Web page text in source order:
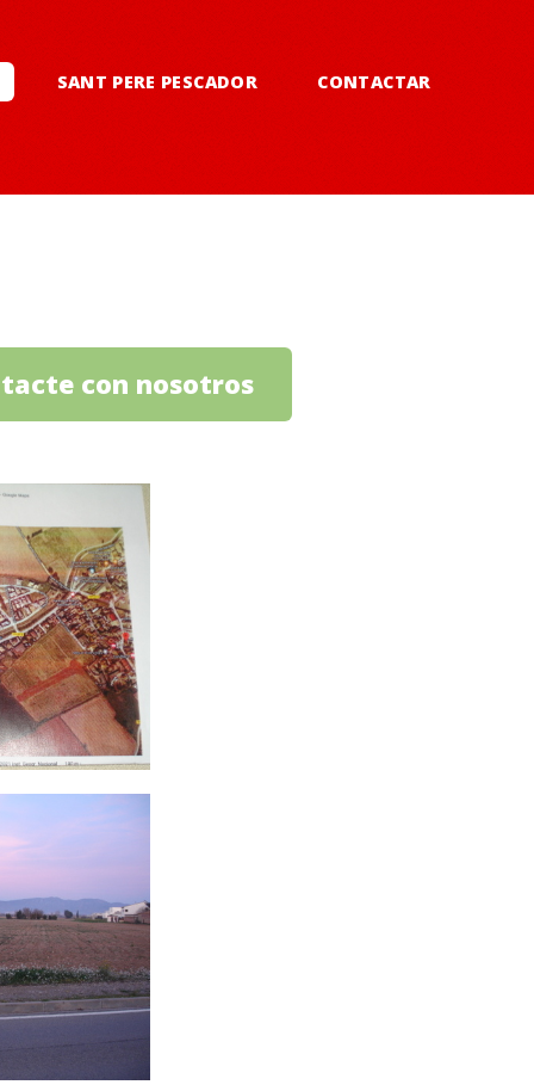
SANT PERE PESCADOR CONTACTAR
con nosotros